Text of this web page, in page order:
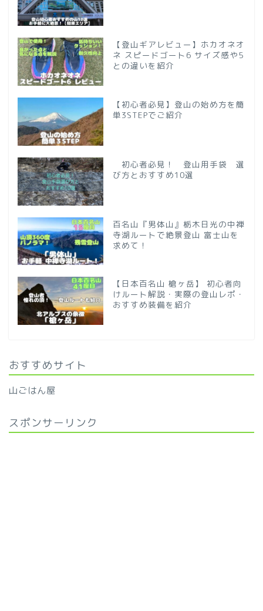
【登山ギアレビュー】ホカオネオ
ネ スピードゴート6 サイズ感や5
との違いを紹介
【初心者必見】登山の始め方を簡
単3STEPでご紹介
初心者必見！ 登山用手袋 選
び方とおすすめ10選
百名山『男体山』栃木日光の中禅
寺湖ルートで絶景登山 富士山を
求めて！
【日本百名山 槍ヶ岳】 初心者向
けルート解説・実際の登山レポ・
おすすめ装備を紹介
おすすめサイト
山ごはん屋
スポンサーリンク